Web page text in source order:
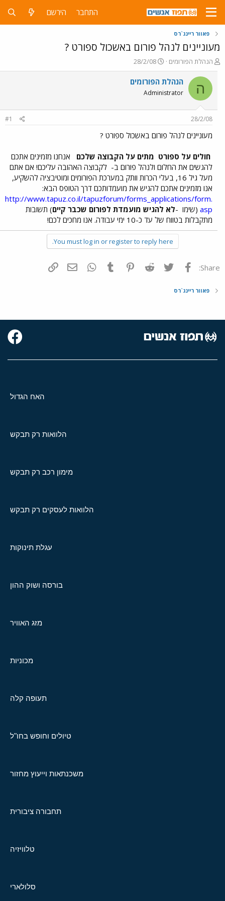
התחבר הירשם
פאוור ריינג`רס
מעוניינים לנהל פורום באשכול ספורט ?
פ
ו
ת
ח
ה
ש
א
הנהלת הפורומים
פ
ו
ר
ם
ר
28/2/08
ה הנהלת הפורומים
Administrator
28/2/08
#1
מעוניינים לנהל פורום באשכול ספורט ?
חולים על ספורט מתים על הקבוצה שלכם
אנחנו מזמינים אתכם
להגשים את החלום ולנהל פורום ב- לקבוצה האהובה עליכם! אם אתם
מעל גיל 16, בעלי הכרות וותק במערכת הפורומים ומוטיבציה להשקיע,
אנו מזמינים אתכם להגיש את מועמדותכם דרך הטופס הבא:
http://www.tapuz.co.il/tapuzforum/forms_applications/form.
asp (שימו -לא להגיש מועמדת לפורום שכבר קיים) תשובות
מתקבלות בטווח של עד כ-10 ימי עבודה. אנו מחכים לכם!
You must log in or register to reply here.
Share: פייסבוק Twitter
Reddit
Pinterest
Tumblr
WhatsAppדואר אלקטרוני
פאוור ריינג`רס
האח הגדול
הלוואות רק תבקש
מימון רכב רק תבקש
הלוואות לעסקים רק תבקש
עגלת תינוקות
בורסה ושוק ההון
מזג האוויר
מכוניות
תעופה קלה
טיולים וחופש בחו"ל
משכנתאות וייעוץ מחזור
תחבורה ציבורית
טלוויזיה
סלולארי